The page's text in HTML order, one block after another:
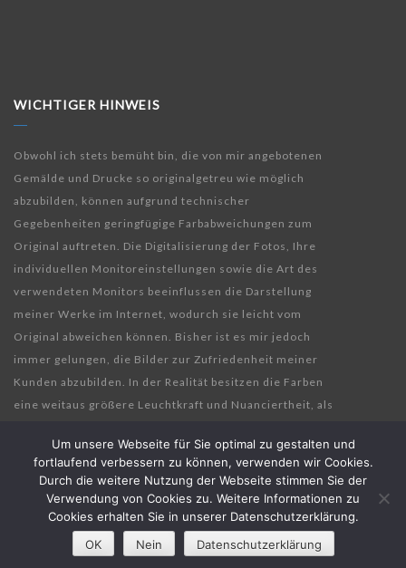
WICHTIGER HINWEIS
Obwohl ich stets bemüht bin, die von mir angebotenen
Gemälde und Drucke so originalgetreu wie möglich
abzubilden, können aufgrund technischer
Gegebenheiten geringfügige Farbabweichungen zum
Original auftreten. Die Digitalisierung der Fotos, Ihre
individuellen Monitoreinstellungen sowie die Art des
verwendeten Monitors beeinflussen die Darstellung
meiner Werke im Internet, wodurch sie leicht vom
Original abweichen können. Bisher ist es mir jedoch
immer gelungen, die Bilder zur Zufriedenheit meiner
Kunden abzubilden. In der Realität besitzen die Farben
eine weitaus größere Leuchtkraft und Nuanciertheit, als
© 2011-2025 FRANZ JOSEF SCHÄFFLER | ALL RIGHTS RESERVED | LAYOUT &
PROGRAMMIERUNG PIXAPRIME VISUAL MEDIA
Um unsere Webseite für Sie optimal zu gestalten und
fortlaufend verbessern zu können, verwenden wir Cookies.
Durch die weitere Nutzung der Webseite stimmen Sie der
Verwendung von Cookies zu. Weitere Informationen zu
Cookies erhalten Sie in unserer Datenschutzerklärung.
OK
Nein Datenschutzerklärung